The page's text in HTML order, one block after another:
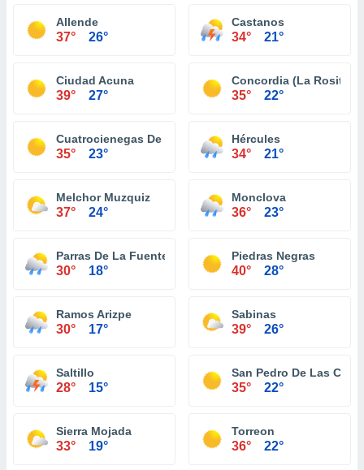
Allende
37° 26°
Castanos
34° 21°
Ciudad Acuna
39° 27°
Concordia (La Rosita)
35° 22°
Cuatrocienegas De Carranza
35° 23°
Hércules
34° 21°
Melchor Muzquiz
37° 24°
Monclova
36° 23°
Parras De La Fuente
30° 18°
Piedras Negras
40° 28°
Ramos Arizpe
30° 17°
Sabinas
39° 26°
Saltillo
28° 15°
San Pedro De Las
35° 22°
Sierra Mojada
33° 19°
Torreon
36° 22°